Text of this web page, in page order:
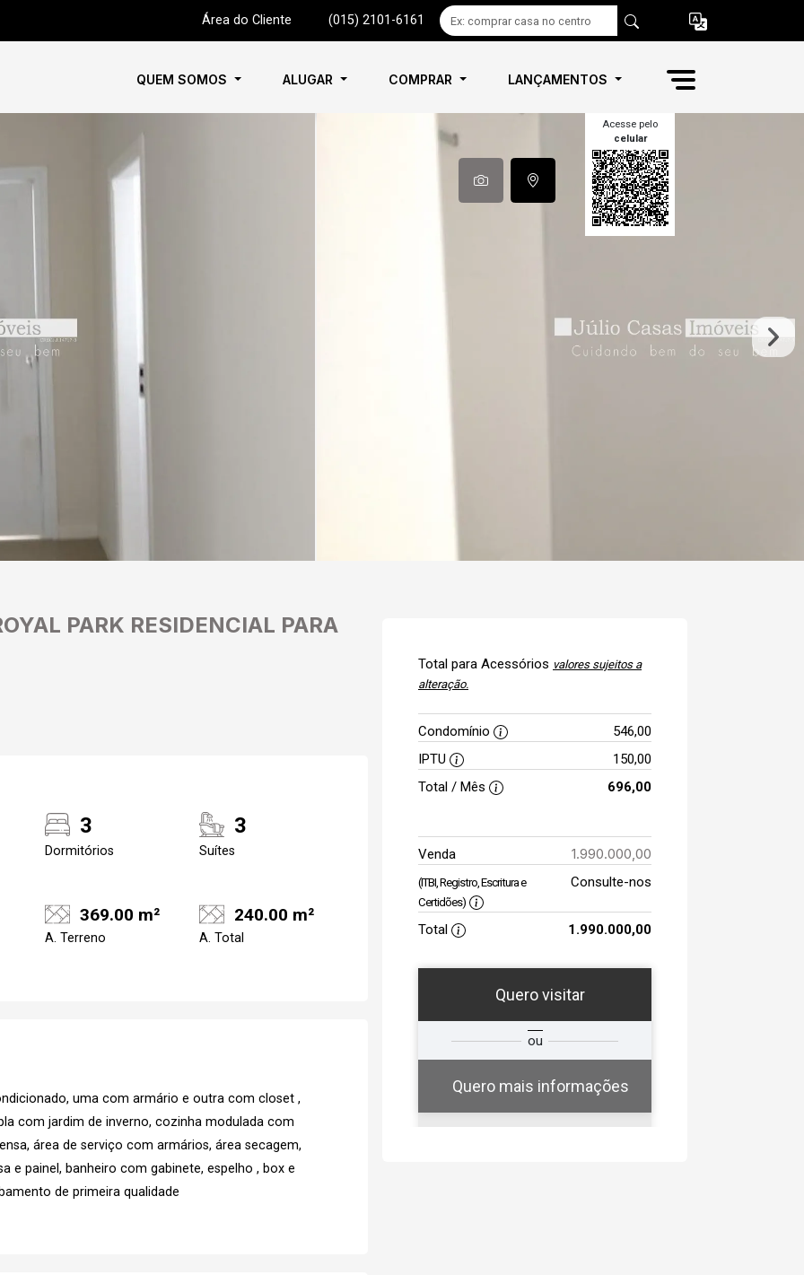
Área do Cliente (015) 2101-6161
QUEM SOMOS ALUGAR COMPRAR LANÇAMENTOS
Acesse pelo
celular
PARK RESIDENCIAL PARA
3
Dormitórios
3
Suítes
369.00 m²
A. Terreno
240.00 m²
A. Total
uma com armário e outra com closet ,
com jardim de inverno, cozinha modulada com
área de serviço com armários, área secagem,
e painel, banheiro com gabinete, espelho , box e
de primeira qualidade
Total para Acessórios valores sujeitos a
alteração.
Condomínio
546,00
IPTU
150,00
Total / Mês
696,00
Venda 1.990.000,00
(ITBI, Registro, Escritura e
Certidões)
Consulte-nos
Total 1.990.000,00
Quero visitar
ou
Quero mais informações
Qual o melhor dia e
horário para você?
07/08/2026
16h00